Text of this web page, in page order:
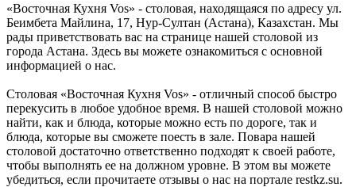
«Восточная Кухня Vos» - столовая, находящаяся по адресу ул.
Беимбета Майлина, 17, Нур-Султан (Астана), Казахстан. Мы
рады приветствовать вас на странице нашей столовой из
города Астана. Здесь вы можете ознакомиться с основной
информацией о нас.
Столовая «Восточная Кухня Vos» - отличный способ быстро
перекусить в любое удобное время. В нашей столовой можно
найти, как и блюда, которые можно есть по дороге, так и
блюда, которые вы сможете поесть в зале. Повара нашей
столовой достаточно ответственно подходят к своей работе,
чтобы выполнять ее на должном уровне. В этом вы можете
убедиться, если прочитаете отзывы о нас на портале restkz.su.